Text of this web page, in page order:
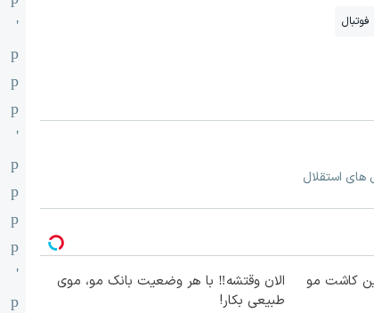
فوتبال
های استقلال
کاشت مو
الان وقتشه‼️ با هر وضعیت بانک مو، موی
طبیعی بکار!